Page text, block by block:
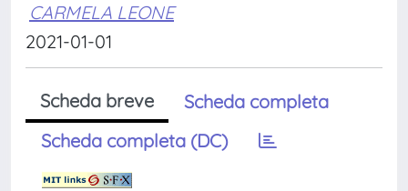
CARMELA LEONE
2021-01-01
Scheda breve
Scheda completa
Scheda completa (DC)